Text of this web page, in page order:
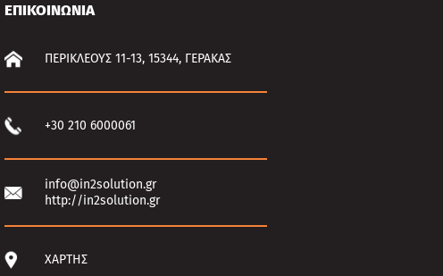
ΕΠΙΚΟΙΝΩΝΙΑ
ΠΕΡΙΚΛΕΟΥΣ 11-13, 15344, ΓΕΡΑΚΑΣ
+30 210 6000061
info@in2solution.gr
http://in2solution.gr
ΧΑΡΤΗΣ